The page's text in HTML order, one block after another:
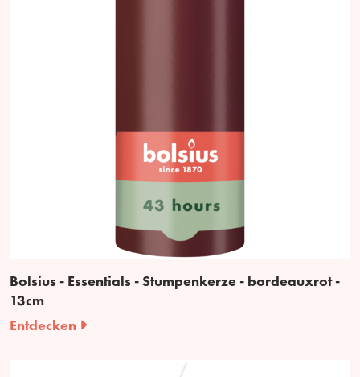
Bolsius - Essentials - Stumpenkerze - bordeauxrot -
13cm
Entdecken